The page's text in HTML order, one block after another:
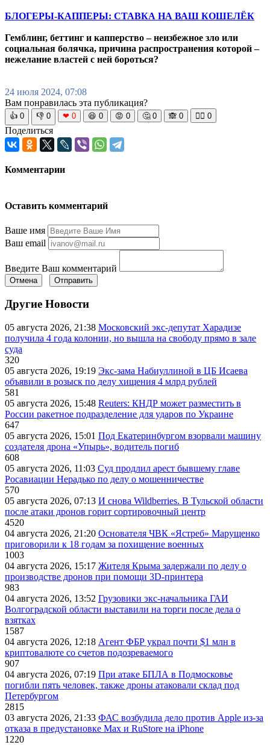
БЛОГЕРЫ-КАППЕРЫ: СТАВКА НА ВАШ КОШЕЛЁК
Гемблинг, беттинг и капперство – неизбежное зло или
социальная болячка, причина распространения которой –
нежелание властей с ней бороться?
24 июля 2024, 07:08
Вам понравилась эта публикация?
👍 0 👎 0 ❤ 0 😆 0 😡 0 🤔 0 🙈 0 🧘‍♀️ 0
Поделиться
Комментарии
Оставить комментарий
Ваше имя
Ваш email
Введите Ваш комментарий
Отмена Отправить
Другие Новости
05 августа 2026, 21:38 Московский экс-депутат Харадизе
получила 4 года колонии, но вышла на свободу прямо в зале
суда
320
05 августа 2026, 19:19 Экс-зама Набиуллиной в ЦБ Исаева
объявили в розыск по делу хищения 4 млрд рублей
581
05 августа 2026, 15:48 Reuters: КНДР может разместить в
России ракетное подразделение для ударов по Украине
647
05 августа 2026, 15:01 Под Екатеринбургом взорвали машину
создателя дрона «Упырь», водитель погиб
608
05 августа 2026, 11:03 Суд продлил арест бывшему главе
Росавиации Нерадько по делу о мошенничестве
570
05 августа 2026, 07:13 И снова Wildberries. В Тульской области
после атаки дронов горит сортировочный центр
4520
04 августа 2026, 21:20 Основателя ЧВК «Ястреб» Марущенко
приговорили к 18 годам за похищение военных
1003
04 августа 2026, 15:17 Жителя Крыма задержали по делу о
производстве дронов при помощи 3D‑принтера
983
04 августа 2026, 13:52 Грузовики экс-начальника ГАИ
Волгоградской области выставили на торги после дела о
взятках
1587
04 августа 2026, 12:18 Агент ФБР украл почти $1 млн в
криптовалюте со счетов подозреваемого
907
04 августа 2026, 07:19 При атаке БПЛА в Подмосковье
погибли пять человек, также дроны атаковали склад под
Петербургом
2815
03 августа 2026, 21:33 ФАС возбудила дело против Apple из-за
отказа в предустановке Max и RuStore на iPhone
1220